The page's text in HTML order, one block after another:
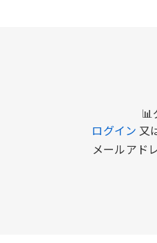
📊
ログイン 又
メールアド